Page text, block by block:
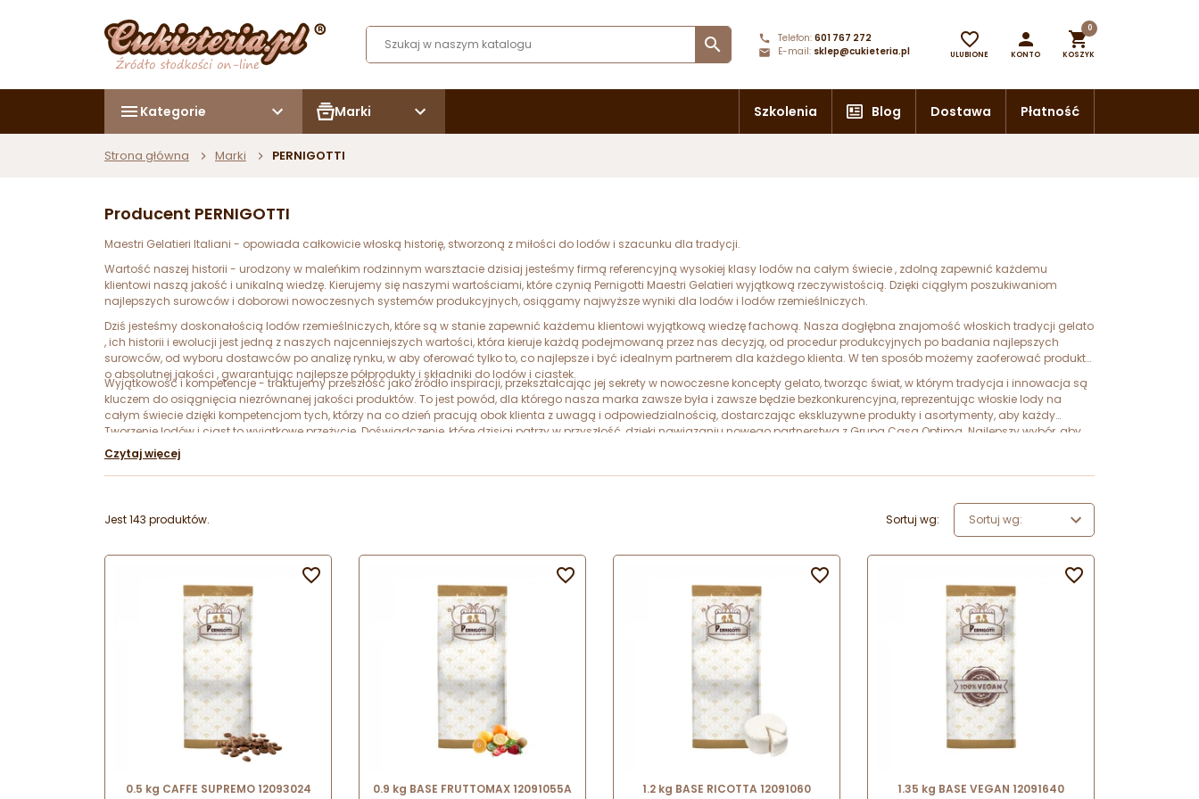
 Telefon: 601 767 272
E-mail: sklep@cukieteria.pl

ULUBIONE

KONTO

0
KOSZYK
Kategorie Marki Szkolenia Blog Dostawa Płatność
Strona główna Marki PERNIGOTTI
Producent PERNIGOTTI
Maestri Gelatieri Italiani - opowiada całkowicie włoską historię, stworzoną z miłości do lodów i szacunku dla tradycji.
Wartość naszej historii - urodzony w maleńkim rodzinnym warsztacie dzisiaj jesteśmy firmą referencyjną wysokiej klasy lodów na całym świecie , zdolną zapewnić każdemu
klientowi naszą jakość i unikalną wiedzę. Kierujemy się naszymi wartościami, które czynią Pernigotti Maestri Gelatieri wyjątkową rzeczywistością. Dzięki ciągłym poszukiwaniom
najlepszych surowców i doborowi nowoczesnych systemów produkcyjnych, osiągamy najwyższe wyniki dla lodów i lodów rzemieślniczych.
Dziś jesteśmy doskonałością lodów rzemieślniczych, które są w stanie zapewnić każdemu klientowi wyjątkową wiedzę fachową. Nasza dogłębna znajomość włoskich tradycji gelato
, ich historii i ewolucji jest jedną z naszych najcenniejszych wartości, która kieruje każdą podejmowaną przez nas decyzją, od procedur produkcyjnych po badania najlepszych
surowców, od wyboru dostawców po analizę rynku, w aby oferować tylko to, co najlepsze i być idealnym partnerem dla każdego klienta. W ten sposób możemy zaoferować produkty
o absolutnej jakości , gwarantując najlepsze półprodukty i składniki do lodów i ciastek.
Wyjątkowość i kompetencje - traktujemy przeszłość jako źródło inspiracji, przekształcając jej sekrety w nowoczesne koncepty gelato, tworząc świat, w którym tradycja i innowacja są
kluczem do osiągnięcia niezrównanej jakości produktów. To jest powód, dla którego nasza marka zawsze była i zawsze będzie bezkonkurencyjna, reprezentując włoskie lody na
całym świecie dzięki kompetencjom tych, którzy na co dzień pracują obok klienta z uwagą i odpowiedzialnością, dostarczając ekskluzywne produkty i asortymenty, aby każdy
Tworzenie lodów i ciast to wyjątkowe przeżycie. Doświadczenie, które dzisiaj patrzy w przyszłość, dzięki nawiązaniu nowego partnerstwa z Grupą Casa Optima. Najlepszy wybór, aby
nasza marka była gwarancją sukcesu.
Czytaj więcej
Jest 143 produktów. Sortuj wg: Sortuj wg:
0.5 kg CAFFE SUPREMO 12093024

0.9 kg BASE FRUTTOMAX 12091055A

1.2 kg BASE RICOTTA 12091060

1.35 kg BASE VEGAN 12091640
